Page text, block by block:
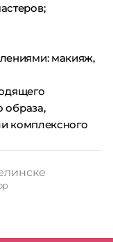
макияж,
образа,
комплексного